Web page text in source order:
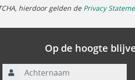
hierdoor gelden de Privacy
Op de hoogte